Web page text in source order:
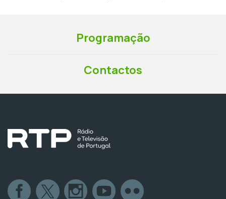
Programação
Contactos